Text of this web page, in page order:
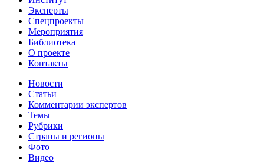
Эксперты
Спецпроекты
Мероприятия
Библиотека
О проекте
Контакты
Новости
Статьи
Комментарии экспертов
Темы
Рубрики
Страны и регионы
Фото
Видео